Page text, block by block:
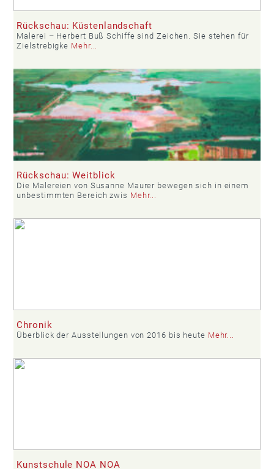
Rückschau: Küstenlandschaft
Malerei – Herbert Buß Schiffe sind Zeichen. Sie stehen für
Zielstrebigke Mehr...
Rückschau: Weitblick
Die Malereien von Susanne Maurer bewegen sich in einem
unbestimmten Bereich zwis Mehr...
Chronik
Überblick der Ausstellungen von 2016 bis heute Mehr...
Kunstschule NOA NOA